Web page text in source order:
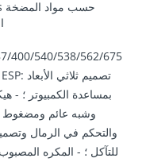
400/540/538/562/675
بمساعدة الكمبيوتر ؛ -
وشبه عائم ومضغوط
والتحكم في الرمال
للتآكل ؛ - المكره